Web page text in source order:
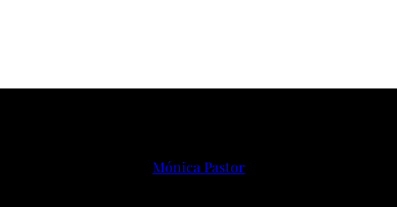
Mónica Pastor